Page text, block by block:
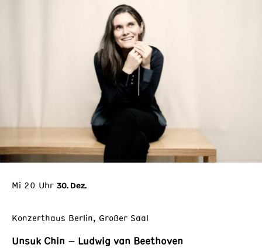
Mi 20 Uhr 30. Dez.
Konzerthaus Berlin, Großer Saal
Unsuk Chin – Ludwig van Beethoven